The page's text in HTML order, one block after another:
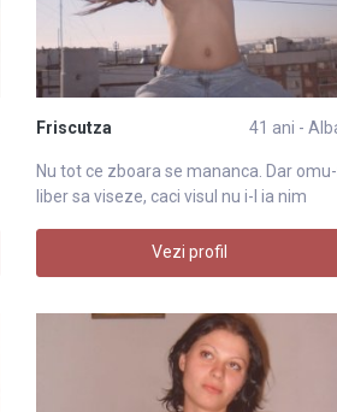
Friscutza 41 ani -
Nu tot ce zboara se mananca. Dar
liber sa viseze, caci visul nu i-l ia nim
Vezi profil